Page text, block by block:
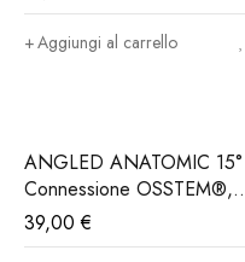
Aggiungi al carrello
ANGLED ANATOMIC 15°
Connessione OSSTEM®,
DIO Implant®..(Iva e
Trasporto incluso)
39,00€